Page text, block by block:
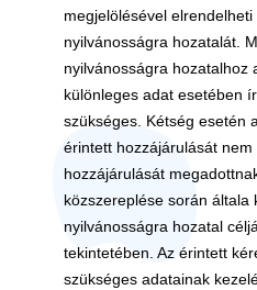
megjelölésével
nyilvánosságra hozatalát.
nyilvánosságra hozatalhoz
különleges adat esetében
szükséges. Kétség esetén
érintett hozzájárulását
hozzájárulását
közszereplése során általa
nyilvánosságra hozatal
tekintetében. Az érintett
szükséges adatainak